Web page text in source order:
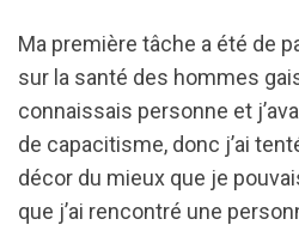
Ma première tâche a été de
sur la santé des hommes
connaissais personne et
de capacitisme, donc j’ai
décor du mieux que je
que j’ai rencontré une